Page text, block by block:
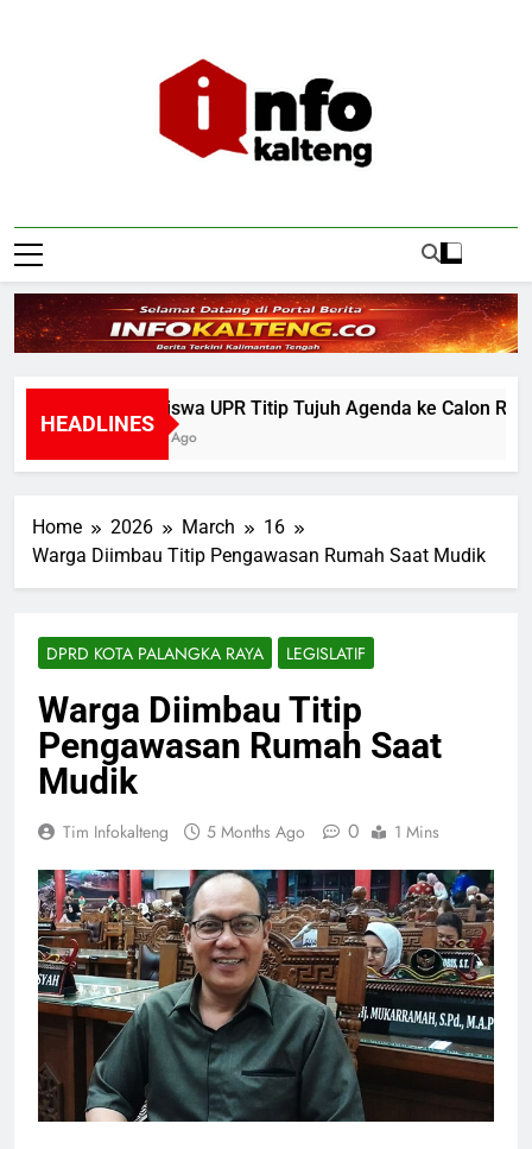
Infokalteng
HEADLINES
Mahasiswa UPR Titip Tujuh Agenda ke Calon
19 Hours Ago
Home 2026 March
16
Warga Diimbau Titip Pengawasan Rumah Saat Mudik
DPRD KOTA PALANGKA RAYA LEGISLATIF
Warga Diimbau Titip
Pengawasan Rumah Saat
Mudik
Tim Infokalteng 5 Months Ago 0 1 Mins